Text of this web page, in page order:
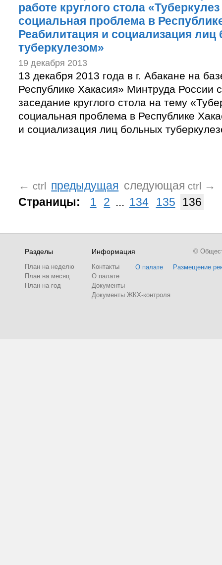
работе круглого стола
социальная проблема в
Реабилитация и социализация
туберкулезом»
19 декабря 2013
13 декабря 2013 года в г. Абакане на
Республике Хакасия» Минтруда России
заседание круглого стола на тему
социальная проблема в Республике
и социализация лиц больных
← ctrl предыдущая следующая ctrl
→
Страницы:
1 2 ... 134 135 136
Разделы
План на неделю
План на месяц
План на год
Информация
Контакты
О палате
Документы
Документы ЖКХ-контроля
О палате Размещение
©